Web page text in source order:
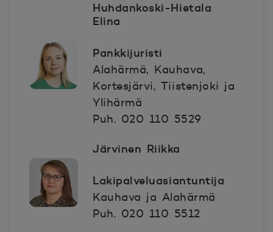
Huhdankoski-Hietala
Elina
Pankkijuristi
Alahärmä, Kauhava,
Kortesjärvi, Tiistenjoki ja
Ylihärmä
Puh. 020 110 5529
Järvinen Riikka
Lakipalveluasiantuntija
Kauhava ja Alahärmä
Puh. 020 110 5512